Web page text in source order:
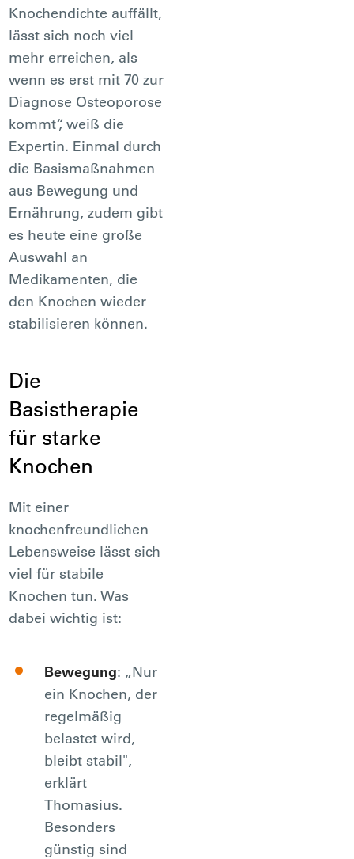
Knochendichte auffällt,
lässt sich noch viel
mehr erreichen, als
wenn es erst mit 70 zur
Diagnose Osteoporose
kommt“, weiß die
Expertin. Einmal durch
die Basismaßnahmen
aus Bewegung und
Ernährung, zudem gibt
es heute eine große
Auswahl an
Medikamenten, die
den Knochen wieder
stabilisieren können.
Die
Basistherapie
für starke
Knochen
Mit einer
knochenfreundlichen
Lebensweise lässt sich
viel für stabile
Knochen tun. Was
dabei wichtig ist:
Bewegung: „Nur
ein Knochen, der
regelmäßig
belastet wird,
bleibt stabil",
erklärt
Thomasius.
Besonders
günstig sind